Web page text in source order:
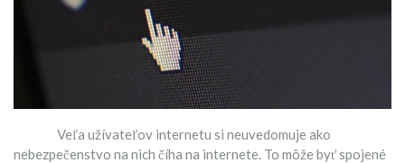
Veľa užívateľov internetu si neuvedomuje ako
nebezpečenstvo na nich číha na internete. To môže byť spojené